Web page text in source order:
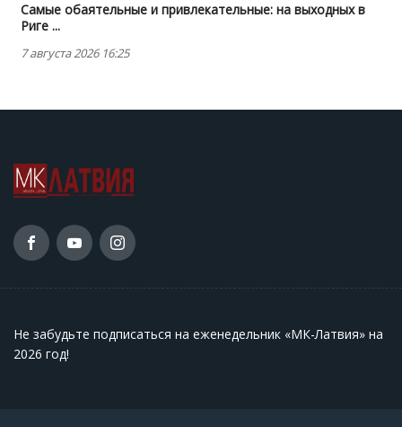
Самые обаятельные и привлекательные: на выходных в
Риге ...
7 августа 2026 16:25
Не забудьте подписаться на еженедельник «МК-Латвия» на
2026 год!